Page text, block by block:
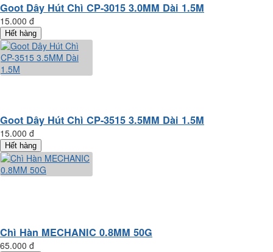
Goot Dây Hút Chì CP-3015 3.0MM Dài 1.5M
15.000 đ
Hết hàng
Goot Dây Hút Chì CP-3515 3.5MM Dài 1.5M
15.000 đ
Hết hàng
Chì Hàn MECHANIC 0.8MM 50G
65.000 đ